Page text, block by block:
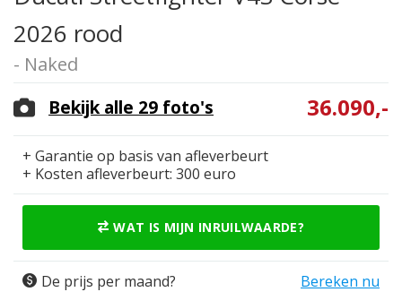
2026 rood
- Naked
36.090,-
+ Garantie op basis van afleverbeurt
+ Kosten afleverbeurt: 300 euro
WAT IS MIJN INRUILWAARDE?
De prijs per maand? Bereken nu
Bekijk alle 29 foto's